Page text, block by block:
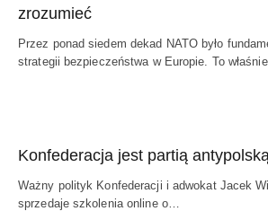
zrozumieć
Przez ponad siedem dekad NATO było
strategii bezpieczeństwa w Europie. To
Konfederacja jest partią
Ważny polityk Konfederacji i adwokat Jacek
sprzedaje szkolenia online o…